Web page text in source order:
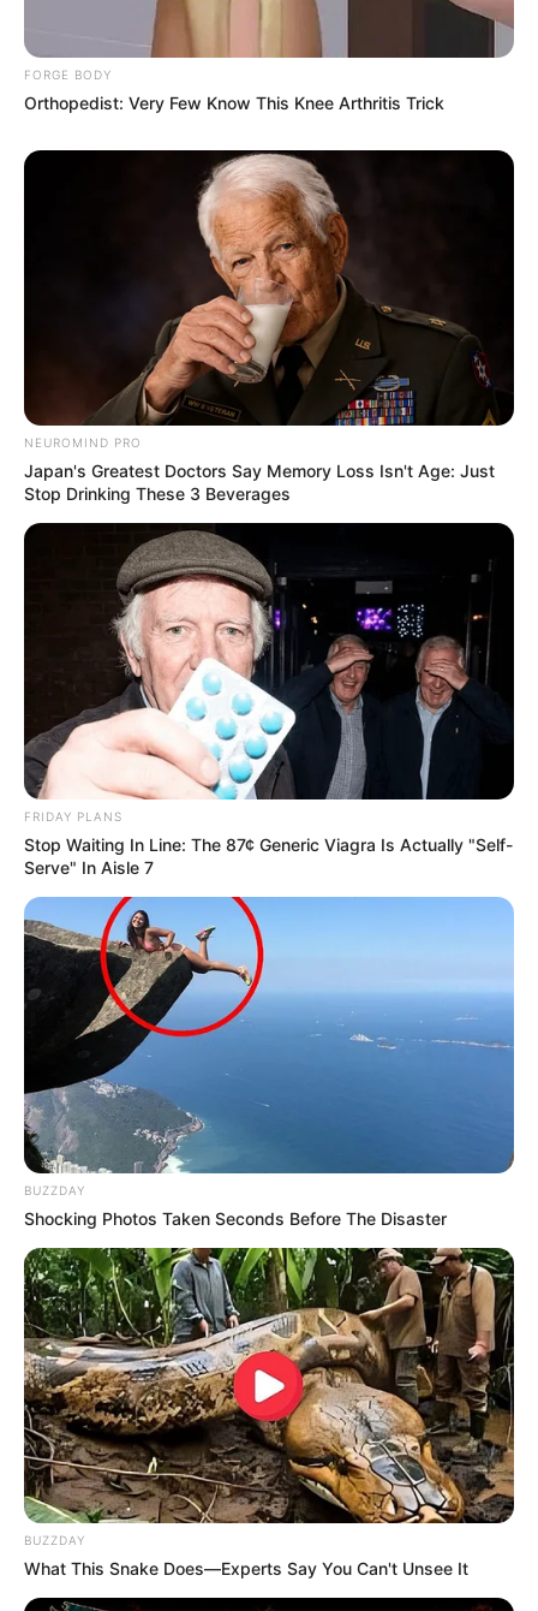
FORGE BODY
Orthopedist: Very Few Know This Knee Arthritis Trick
NEUROMIND PRO
Japan's Greatest Doctors Say Memory Loss Isn't Age: Just
Stop Drinking These 3 Beverages
FRIDAY PLANS
Stop Waiting In Line: The 87¢ Generic Viagra Is Actually "Self-
Serve" In Aisle 7
BUZZDAY
Shocking Photos Taken Seconds Before The Disaster
BUZZDAY
What This Snake Does—Experts Say You Can't Unsee It